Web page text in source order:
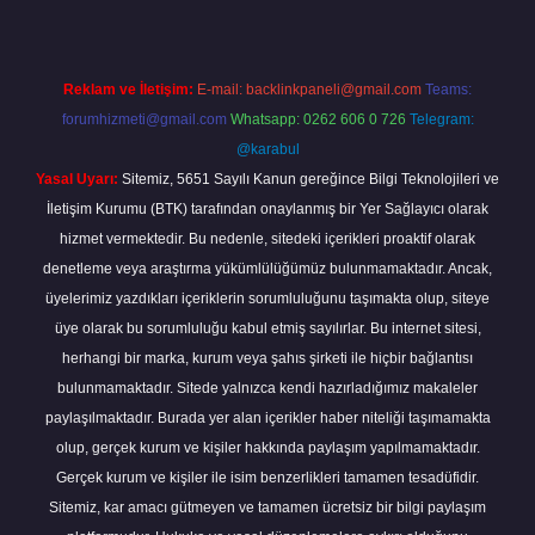
Reklam ve İletişim: E-mail: backlinkpaneli@gmail.com Teams:
forumhizmeti@gmail.com Whatsapp: 0262 606 0 726 Telegram:
@karabul
Yasal Uyarı: Sitemiz, 5651 Sayılı Kanun gereğince Bilgi Teknolojileri ve
İletişim Kurumu (BTK) tarafından onaylanmış bir Yer Sağlayıcı olarak
hizmet vermektedir. Bu nedenle, sitedeki içerikleri proaktif olarak
denetleme veya araştırma yükümlülüğümüz bulunmamaktadır. Ancak,
üyelerimiz yazdıkları içeriklerin sorumluluğunu taşımakta olup, siteye
üye olarak bu sorumluluğu kabul etmiş sayılırlar. Bu internet sitesi,
herhangi bir marka, kurum veya şahıs şirketi ile hiçbir bağlantısı
bulunmamaktadır. Sitede yalnızca kendi hazırladığımız makaleler
paylaşılmaktadır. Burada yer alan içerikler haber niteliği taşımamakta
olup, gerçek kurum ve kişiler hakkında paylaşım yapılmamaktadır.
Gerçek kurum ve kişiler ile isim benzerlikleri tamamen tesadüfidir.
Sitemiz, kar amacı gütmeyen ve tamamen ücretsiz bir bilgi paylaşım